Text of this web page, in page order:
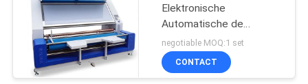
Elektronische
Automatische de
Inspectiemachine van de
Randstof
negotiable MOQ:1 set
CONTACT